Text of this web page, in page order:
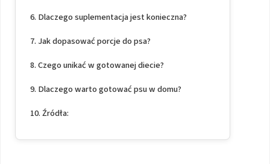
Dlaczego suplementacja jest konieczna?
Jak dopasować porcje do psa?
Czego unikać w gotowanej diecie?
Dlaczego warto gotować psu w domu?
Źródła: